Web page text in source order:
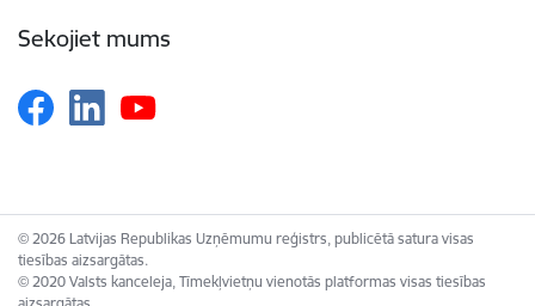
Sekojiet mums
© 2026 Latvijas Republikas Uzņēmumu reģistrs, publicētā satura visas
tiesības aizsargātas.
© 2020 Valsts kanceleja, Tīmekļvietņu vienotās platformas visas tiesības